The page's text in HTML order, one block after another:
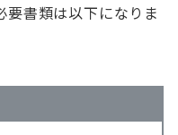
要書類は以下になりま